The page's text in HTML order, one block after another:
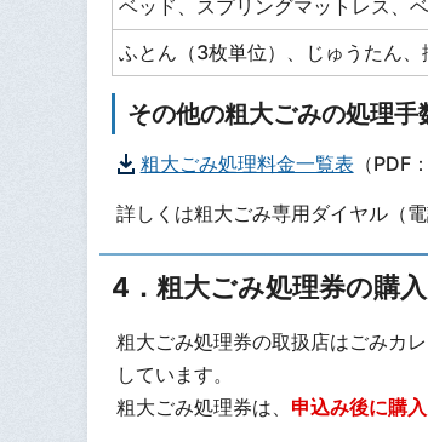
ベッド、スプリングマットレス、
ふとん（3枚単位）、じゅうたん
その他の粗大ごみの処理手
粗大ごみ処理料金一覧表 （PDF
詳しくは粗大ごみ専用ダイヤル（
4．粗大ごみ処理券の購入
粗大ごみ処理券の取扱店はごみカ
しています。
粗大ごみ処理券は、 申込み後に購入